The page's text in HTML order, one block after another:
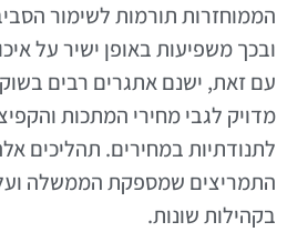
הממוחזרות תורמות לשימור
ובכך משפיעות באופן ישיר על
עם זאת, ישנם אתגרים רבים
מדויק לגבי מחירי המתכות
לתנודתיות במחירים. תהליכים
התמריצים שמספקת הממשלה
בקהילות שונות.